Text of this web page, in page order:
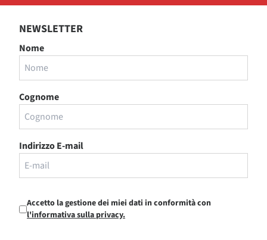
NEWSLETTER
Nome
Cognome
Indirizzo E-mail
Accetto la gestione dei miei dati in conformità con
l'informativa sulla privacy.